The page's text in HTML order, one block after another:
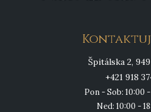
Špitálska 2,
+421 918
Pon - Sob: 10:00
Ned: 10:00 -